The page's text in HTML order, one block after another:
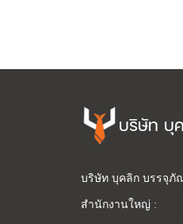
บริษัท บุ
บริษัท บุคลิก บรรจุภั
สำนักงานใหญ่ :